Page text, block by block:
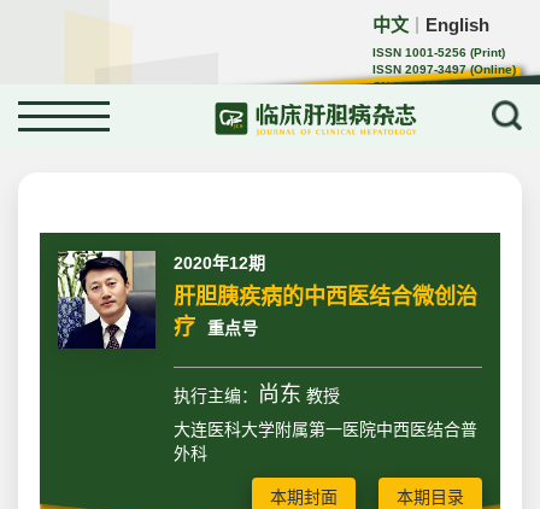
中文 English
ISSN 1001-5256 (Print)
ISSN 2097-3497 (Online)
CN 22-1108/R
2020年12期
肝胆胰疾病的中西医结合微创治
疗
重点号
执行主编： 尚东 教授
大连医科大学附属第一医院中西医结合普
外科
本期封面 本期目录